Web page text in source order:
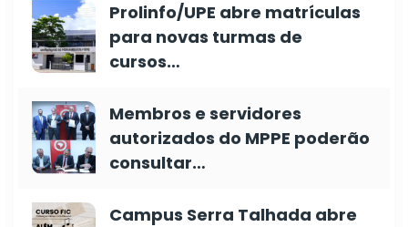
Prolinfo/UPE abre matrículas
para novas turmas de
cursos…
Membros e servidores
autorizados do MPPE poderão
consultar…
Campus Serra Talhada abre